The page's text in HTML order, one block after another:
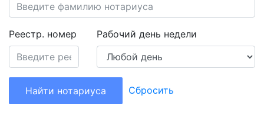
Реестр. номер Рабочий день недели
Найти нотариуса Сбросить